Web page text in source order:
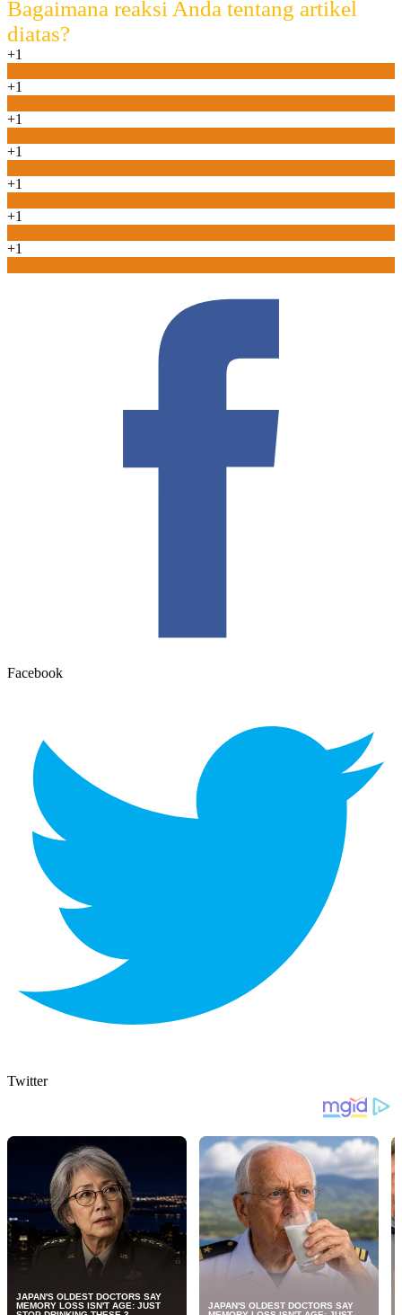
Bagaimana reaksi Anda tentang artikel
diatas?
+1
+1
+1
+1
+1
+1
+1
Facebook
Twitter